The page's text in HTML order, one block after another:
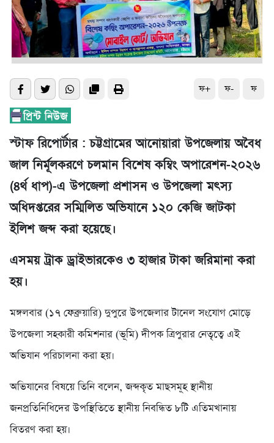
ফ+ ফ- ফ
স্টাফ রিপোর্টার : চট্টগ্রামের আনোয়ারা উপজেলায় অবৈধ
জাল নির্মূলকরণে চলমান বিশেষ কম্বিং অপারেশন-২০২৬
(৪র্থ ধাপ)-এ উপজেলা প্রশাসন ও উপজেলা মৎস্য
অধিদপ্তরের সম্মিলিত অভিযানে ১২০ কেজি জাটকা
ইলিশ জব্দ করা হয়েছে।
এসময় ট্রাক ড্রাইভারকেও ৩ হাজার টাকা জরিমানা করা
হয়।
মঙ্গলবার (১৭ ফেব্রুয়ারি) দুপুরে উপজেলার টানেল সংযোগ মোড়ে
উপজেলা সহকারী কমিশনার (ভূমি) দীপক ত্রিপুরার নেতৃত্বে এই
অভিযান পরিচালনা করা হয়।
অভিযানের বিষয়ে তিনি বলেন, জব্দকৃত মাছসমূহ স্থানীয়
জনপ্রতিনিধিদের উপস্থিতিতে স্থানীয় নিবন্ধিত ৮টি এতিমখানায়
বিতরণ করা হয়।